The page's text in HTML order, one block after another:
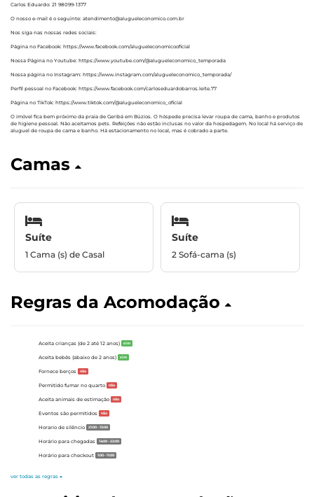
Carlos Eduardo: 21 98099-1377
O nosso e-mail é o seguinte: atendimento@alugueleconomico.com.br
Nos siga nas nossas redes sociais:
Página no Facebook: https://www.facebook.com/alugueleconomicooficial
Nossa Página no Youtube: https://www.youtube.com/@alugueleconomico_temporada
Nossa página no Instagram: https://www.instagram.com/alugueleconomico_temporada/
Perfil pessoal no Facebook: https://www.facebook.com/carloseduardobarros.leite.77
Página no TikTok: https://www.tiktok.com/@alugueleconomico_oficial
O imóvel fica bem próximo da praia de Geribá em Búzios. O hóspede precisa levar roupa de cama, banho e produtos
de higiene pessoal. Não aceitamos pets. Refeições não estão inclusas no valor da hospedagem. No local há serviço de
aluguel de roupa de cama e banho. Há estacionamento no local, mas é cobrado a parte.
Camas
Suíte
1 Cama (s) de Casal
Suíte
2 Sofá-cama (s)
Regras da Acomodação
Aceita crianças (de 2 até 12 anos) sim
Aceita bebês (abaixo de 2 anos) sim
Fornece berços não
Permitido fumar no quarto não
Aceita animais de estimação não
Eventos são permitidos não
Horario de silêncio 21:00 - 13:00
Horário para chegadas 14:00 - 22:00
Horário para checkout 1:00 - 11:00
ver todas as regras